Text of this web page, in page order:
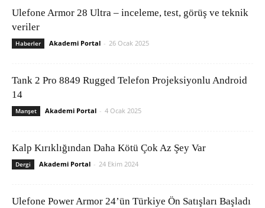
Ulefone Armor 28 Ultra – inceleme, test, görüş ve teknik
veriler
Haberler Akademi Portal - 26 Ocak 2025
Tank 2 Pro 8849 Rugged Telefon Projeksiyonlu Android
14
Manşet Akademi Portal - 4 Ocak 2025
Kalp Kırıklığından Daha Kötü Çok Az Şey Var
Dergi Akademi Portal - 24 Ekim 2024
Ulefone Power Armor 24’ün Türkiye Ön Satışları Başladı